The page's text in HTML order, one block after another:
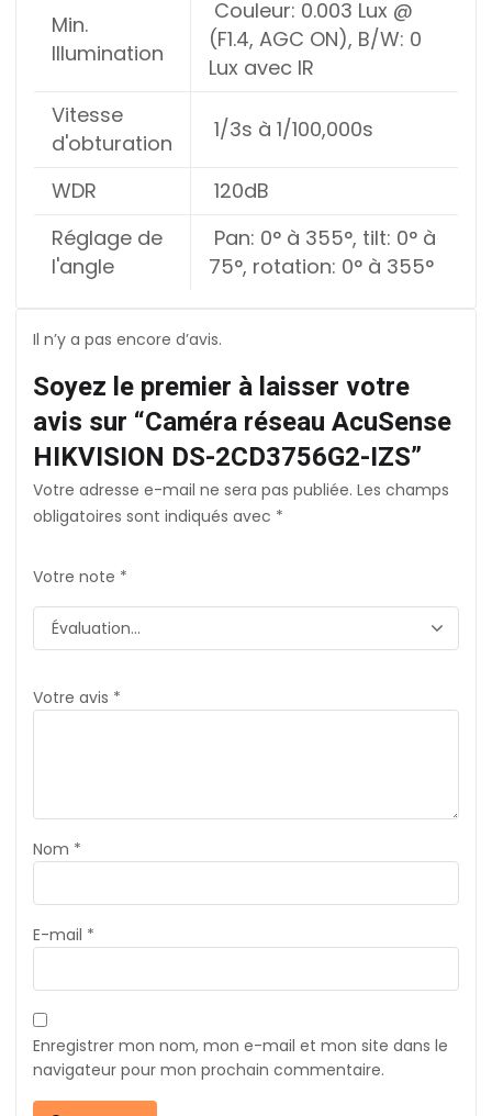
Min.
Illumination
Couleur: 0.003 Lux @
(F1.4, AGC ON), B/W: 0
Lux avec IR
Vitesse
d'obturation
1/3s à 1/100,000s
WDR
120dB
Réglage de
l'angle
Pan: 0° à 355°, tilt: 0° à
75°, rotation: 0° à 355°
Il n’y a pas encore d’avis.
Soyez le premier à laisser votre
avis sur “Caméra réseau AcuSense
HIKVISION DS-2CD3756G2-IZS”
Votre adresse e-mail ne sera pas publiée. Les champs
obligatoires sont indiqués avec *
Votre note *
Votre avis *
Nom *
E-mail *
Enregistrer mon nom, mon e-mail et mon site dans le
navigateur pour mon prochain commentaire.